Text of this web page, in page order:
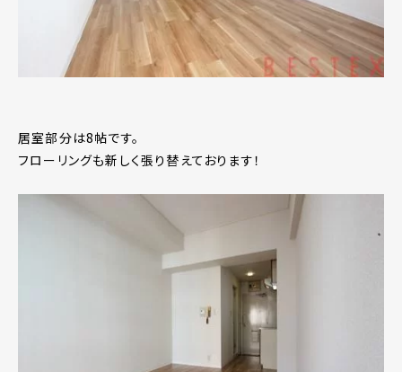
居室部分は8帖です。
フローリングも新しく張り替えております！